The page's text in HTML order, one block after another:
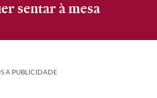
sentar à mesa
A PUBLICIDADE